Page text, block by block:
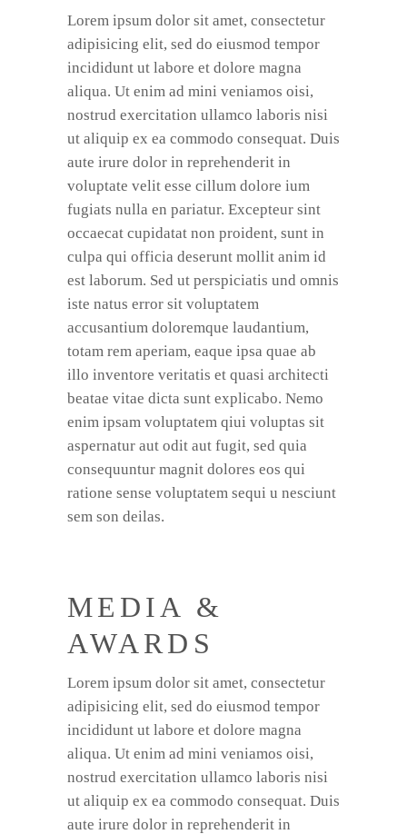
Lorem ipsum dolor sit amet, consectetur
adipisicing elit, sed do eiusmod tempor
incididunt ut labore et dolore magna
aliqua. Ut enim ad mini veniamos oisi,
nostrud exercitation ullamco laboris nisi
ut aliquip ex ea commodo consequat. Duis
aute irure dolor in reprehenderit in
voluptate velit esse cillum dolore ium
fugiats nulla en pariatur. Excepteur sint
occaecat cupidatat non proident, sunt in
culpa qui officia deserunt mollit anim id
est laborum. Sed ut perspiciatis und omnis
iste natus error sit voluptatem
accusantium doloremque laudantium,
totam rem aperiam, eaque ipsa quae ab
illo inventore veritatis et quasi architecti
beatae vitae dicta sunt explicabo. Nemo
enim ipsam voluptatem qiui voluptas sit
aspernatur aut odit aut fugit, sed quia
consequuntur magnit dolores eos qui
ratione sense voluptatem sequi u nesciunt
sem son deilas.
MEDIA &
AWARDS
Lorem ipsum dolor sit amet, consectetur
adipisicing elit, sed do eiusmod tempor
incididunt ut labore et dolore magna
aliqua. Ut enim ad mini veniamos oisi,
nostrud exercitation ullamco laboris nisi
ut aliquip ex ea commodo consequat. Duis
aute irure dolor in reprehenderit in